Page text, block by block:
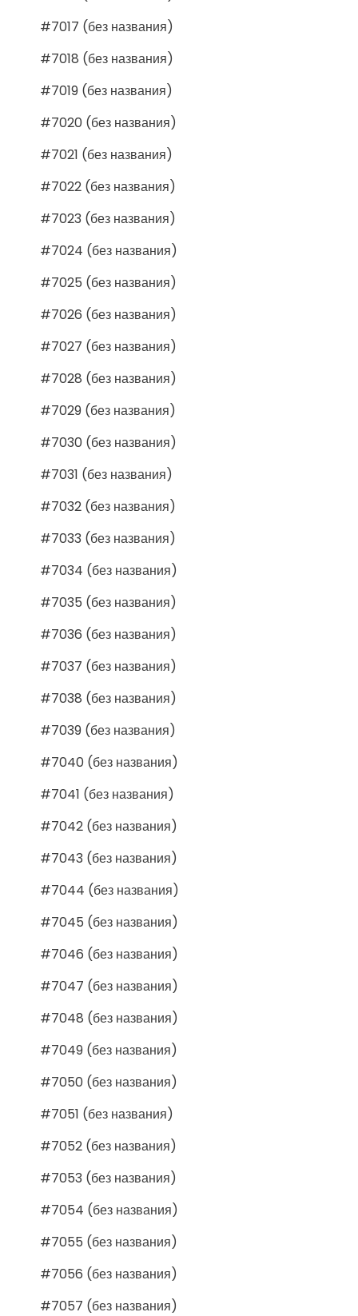
#7017 (без названия)
#7018 (без названия)
#7019 (без названия)
#7020 (без названия)
#7021 (без названия)
#7022 (без названия)
#7023 (без названия)
#7024 (без названия)
#7025 (без названия)
#7026 (без названия)
#7027 (без названия)
#7028 (без названия)
#7029 (без названия)
#7030 (без названия)
#7031 (без названия)
#7032 (без названия)
#7033 (без названия)
#7034 (без названия)
#7035 (без названия)
#7036 (без названия)
#7037 (без названия)
#7038 (без названия)
#7039 (без названия)
#7040 (без названия)
#7041 (без названия)
#7042 (без названия)
#7043 (без названия)
#7044 (без названия)
#7045 (без названия)
#7046 (без названия)
#7047 (без названия)
#7048 (без названия)
#7049 (без названия)
#7050 (без названия)
#7051 (без названия)
#7052 (без названия)
#7053 (без названия)
#7054 (без названия)
#7055 (без названия)
#7056 (без названия)
#7057 (без названия)